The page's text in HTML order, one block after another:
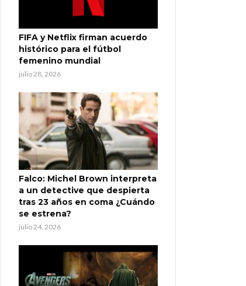
FIFA y Netflix firman acuerdo
histórico para el fútbol
femenino mundial
julio 28, 2026
Falco: Michel Brown interpreta
a un detective que despierta
tras 23 años en coma ¿Cuándo
se estrena?
julio 24, 2026